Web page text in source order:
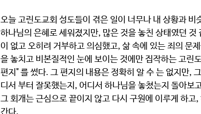
오늘 고린도교회 성도들이 겪은 일이 너무나 내 상황과
하나님의 은혜로 세워졌지만, 많은 것을 놓친 상태였던
이 없고 오히려 거부하고 의심했고, 삶 속에 있는 죄의 문
을 놓치고 비본질적인 눈에 보이는 것에만 집작하는 고린
편지" 를 썼다. 그 편지의 내용은 정확히 알 수 는 없지만,
디서 부터 잘못했는지, 어디서 하나님을 놓쳤는지 돌아보
그 회개는 근심으로 끝이지 않고 다시 구원에 이루게 하고
간다.